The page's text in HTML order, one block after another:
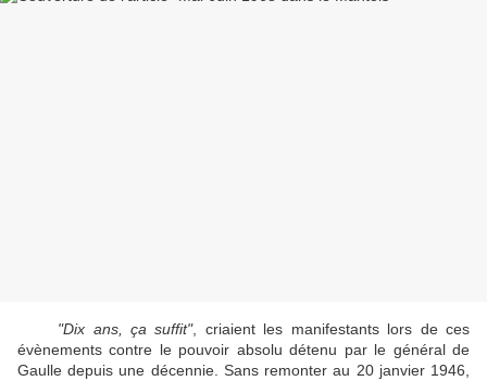
"Dix ans, ça suffit", criaient les manifestants lors de ces
évènements contre le pouvoir absolu détenu par le général de
Gaulle depuis une décennie. Sans remonter au 20 janvier 1946,